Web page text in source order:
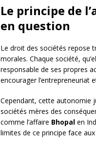
Le principe de
en question
Le droit des sociétés repose
morales. Chaque société,
responsable de ses propres
encourager l’entrepreneuriat
Cependant, cette autonomie
sociétés mères des
comme l’affaire Bhopalen
limites de ce principe face